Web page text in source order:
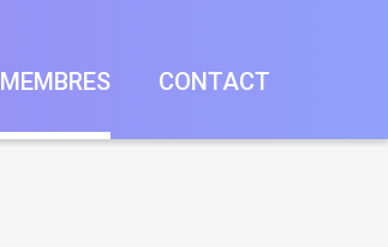
MEMBRES CONTACT